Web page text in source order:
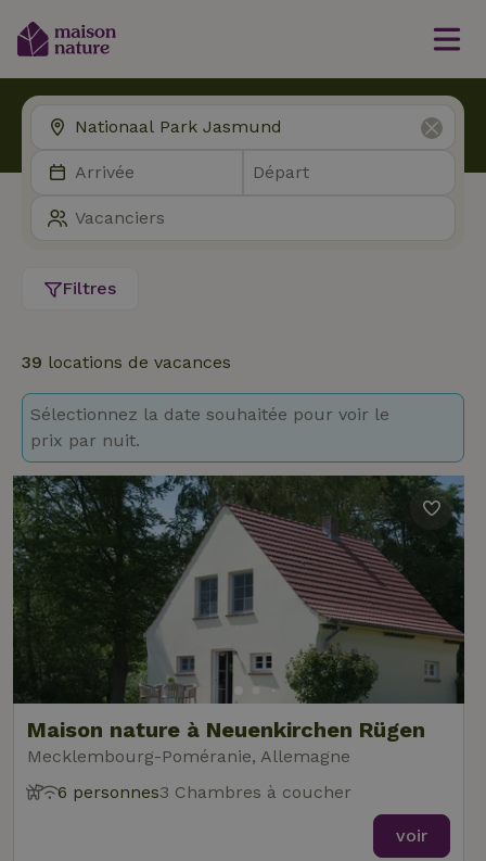
Filtres
39 locations de vacances
Sélectionnez la date souhaitée pour voir le
prix par nuit.
Maison nature à Neuenkirchen Rügen
Mecklembourg-Poméranie, Allemagne
6 personnes3 Chambres à coucher
voir